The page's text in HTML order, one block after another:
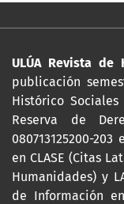
ULÚA Revista de
publicación
Histórico
Reserva de
080713125200-
en CLASE (Citas
Humanidades) y
de Información